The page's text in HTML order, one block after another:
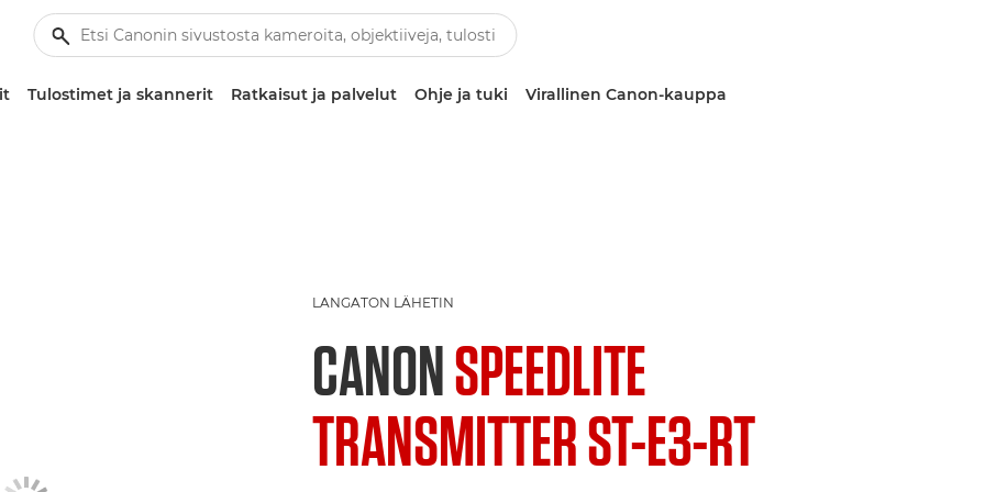
Tulostimet ja skannerit Ratkaisut ja palvelut Ohje ja tuki Virallinen Canon-kauppa
LANGATON LÄHETIN
CANONSPEEDLITE
TRANSMITTER ST-E3-RT